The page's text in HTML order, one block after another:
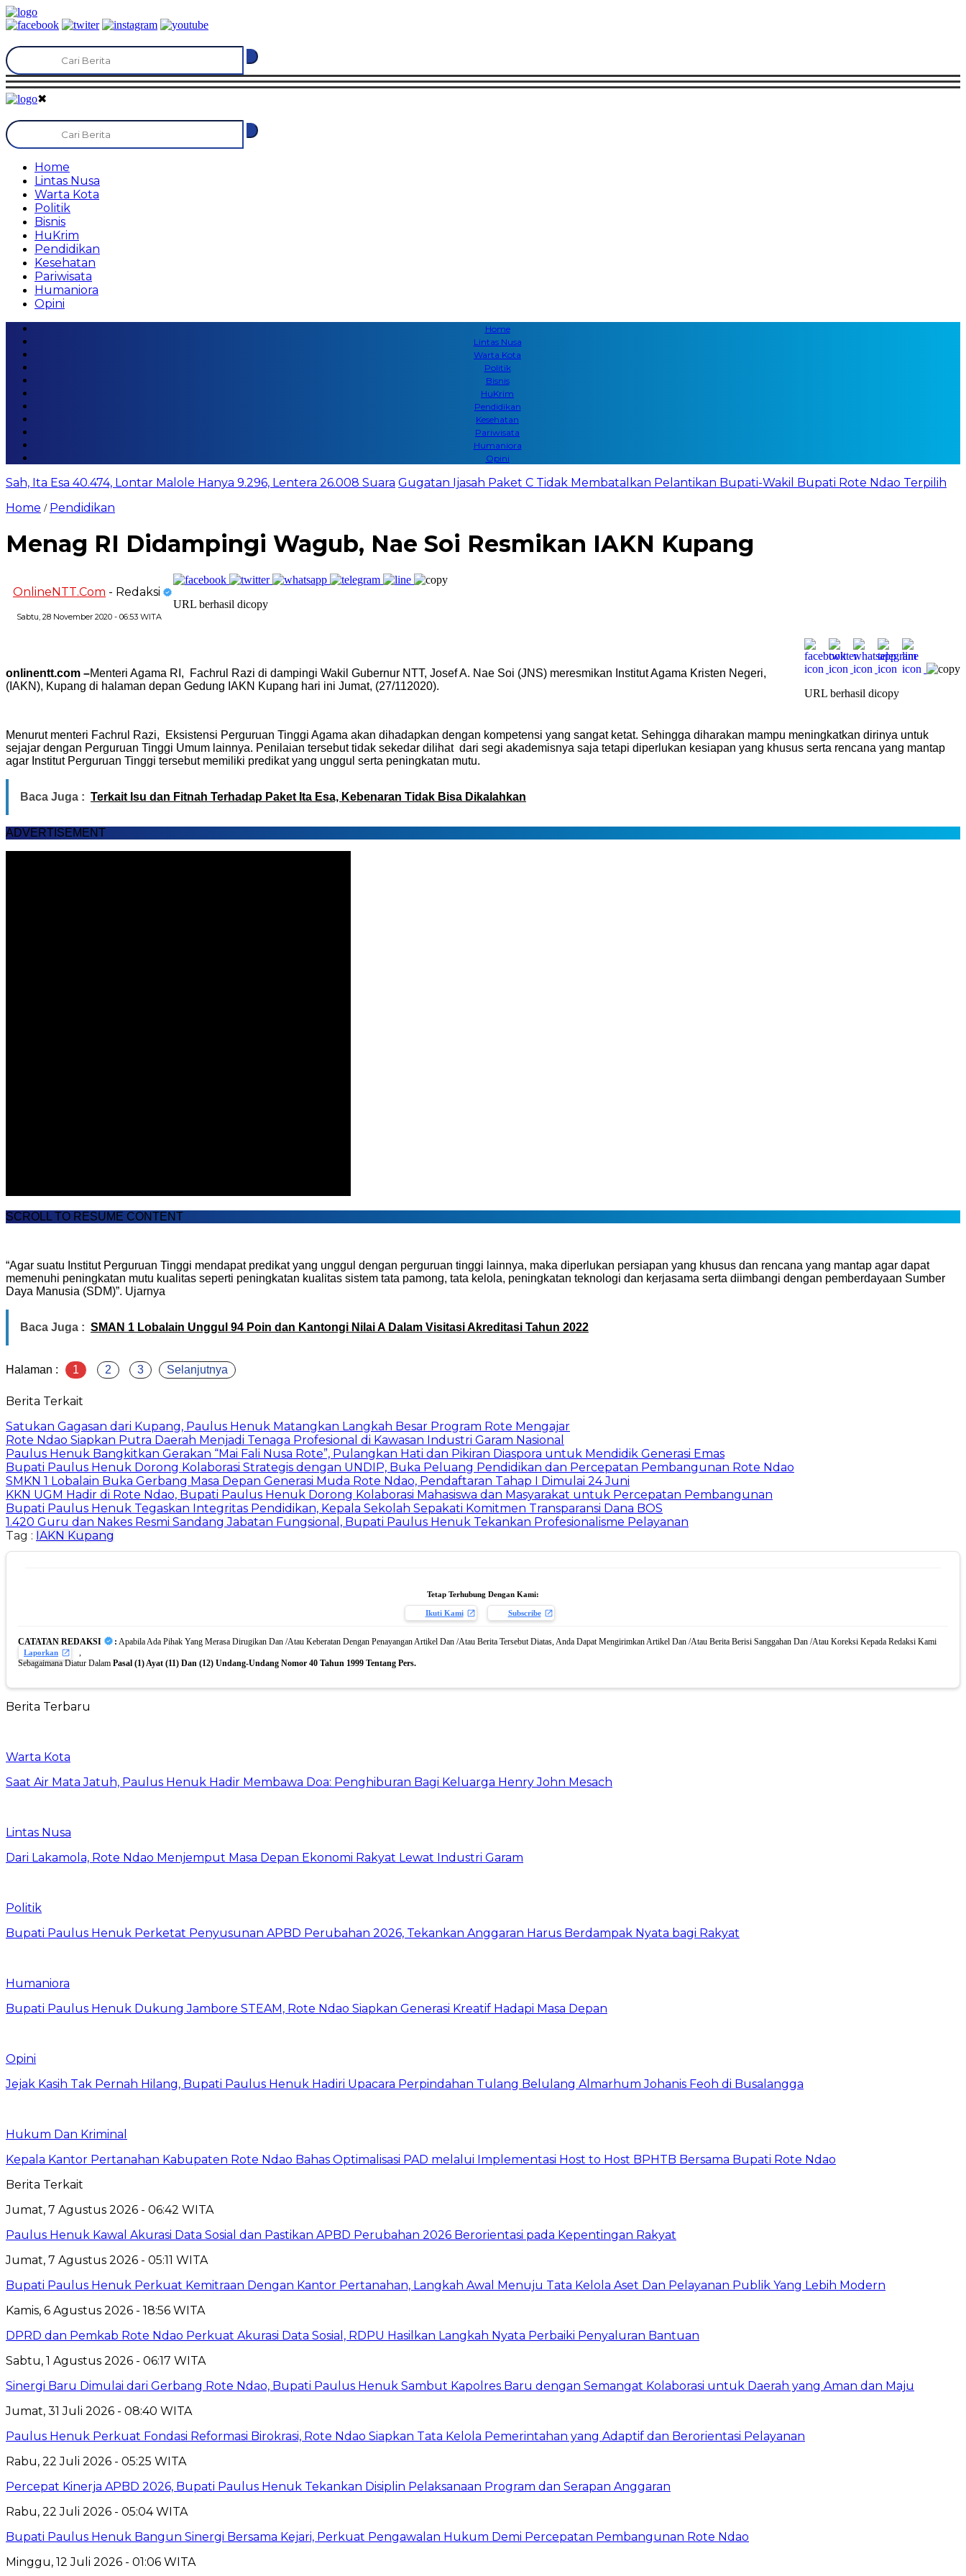
✖
Home
Lintas Nusa
Warta Kota
Politik
Bisnis
HuKrim
Pendidikan
Kesehatan
Pariwisata
Humaniora
Opini
Home
Lintas Nusa
Warta Kota
Politik
Bisnis
HuKrim
Pendidikan
Kesehatan
Pariwisata
Humaniora
Opini
Sah, Ita Esa 40.474, Lontar Malole Hanya 9.296, Lentera 26.008 Suara Gugatan Ijasah Paket C Tidak Membatalkan Pelantikan Bupati-Wakil Bupati Rote Ndao Terpilih
Home / Pendidikan
Menag RI Didampingi Wagub, Nae Soi Resmikan IAKN Kupang
OnlineNTT.Com - Redaksi
Sabtu, 28 November 2020 - 06:53 WITA
URL berhasil dicopy
URL berhasil dicopy
onlinentt.com –Menteri Agama RI, Fachrul Razi di dampingi Wakil Gubernur NTT, Josef A. Nae Soi (JNS) meresmikan Institut Agama Kristen Negeri,
(IAKN), Kupang di halaman depan Gedung IAKN Kupang hari ini Jumat, (27/112020).
Menurut menteri Fachrul Razi, Eksistensi Perguruan Tinggi Agama akan dihadapkan dengan kompetensi yang sangat ketat. Sehingga diharakan mampu meningkatkan dirinya untuk
sejajar dengan Perguruan Tinggi Umum lainnya. Penilaian tersebut tidak sekedar dilihat dari segi akademisnya saja tetapi diperlukan kesiapan yang khusus serta rencana yang mantap
agar Institut Perguruan Tinggi tersebut memiliki predikat yang unggul serta peningkatan mutu.
Baca Juga : Terkait Isu dan Fitnah Terhadap Paket Ita Esa, Kebenaran Tidak Bisa Dikalahkan
ADVERTISEMENT
SCROLL TO RESUME CONTENT
“Agar suatu Institut Perguruan Tinggi mendapat predikat yang unggul dengan perguruan tinggi lainnya, maka diperlukan persiapan yang khusus dan rencana yang mantap agar dapat
memenuhi peningkatan mutu kualitas seperti peningkatan kualitas sistem tata pamong, tata kelola, peningkatan teknologi dan kerjasama serta diimbangi dengan pemberdayaan Sumber
Daya Manusia (SDM)”. Ujarnya
Baca Juga : SMAN 1 Lobalain Unggul 94 Poin dan Kantongi Nilai A Dalam Visitasi Akreditasi Tahun 2022
Halaman : 1 2 3 Selanjutnya
Berita Terkait
Satukan Gagasan dari Kupang, Paulus Henuk Matangkan Langkah Besar Program Rote Mengajar
Rote Ndao Siapkan Putra Daerah Menjadi Tenaga Profesional di Kawasan Industri Garam Nasional
Paulus Henuk Bangkitkan Gerakan “Mai Fali Nusa Rote”, Pulangkan Hati dan Pikiran Diaspora untuk Mendidik Generasi Emas
Bupati Paulus Henuk Dorong Kolaborasi Strategis dengan UNDIP, Buka Peluang Pendidikan dan Percepatan Pembangunan Rote Ndao
SMKN 1 Lobalain Buka Gerbang Masa Depan Generasi Muda Rote Ndao, Pendaftaran Tahap I Dimulai 24 Juni
KKN UGM Hadir di Rote Ndao, Bupati Paulus Henuk Dorong Kolaborasi Mahasiswa dan Masyarakat untuk Percepatan Pembangunan
Bupati Paulus Henuk Tegaskan Integritas Pendidikan, Kepala Sekolah Sepakati Komitmen Transparansi Dana BOS
1.420 Guru dan Nakes Resmi Sandang Jabatan Fungsional, Bupati Paulus Henuk Tekankan Profesionalisme Pelayanan
Tag : IAKN Kupang
Tetap Terhubung Dengan Kami:
Ikuti Kami Subscribe
CATATAN REDAKSI : Apabila Ada Pihak Yang Merasa Dirugikan Dan /Atau Keberatan Dengan Penayangan Artikel Dan /Atau Berita Tersebut Diatas, Anda Dapat Mengirimkan Artikel Dan /Atau Berita Berisi Sanggahan Dan /Atau Koreksi Kepada Redaksi Kami
Laporkan
,
Sebagaimana Diatur Dalam Pasal (1) Ayat (11) Dan (12) Undang-Undang Nomor 40 Tahun 1999 Tentang Pers.
Berita Terbaru
Warta Kota
Saat Air Mata Jatuh, Paulus Henuk Hadir Membawa Doa: Penghiburan Bagi Keluarga Henry John Mesach
Lintas Nusa
Dari Lakamola, Rote Ndao Menjemput Masa Depan Ekonomi Rakyat Lewat Industri Garam
Politik
Bupati Paulus Henuk Perketat Penyusunan APBD Perubahan 2026, Tekankan Anggaran Harus Berdampak Nyata bagi Rakyat
Humaniora
Bupati Paulus Henuk Dukung Jambore STEAM, Rote Ndao Siapkan Generasi Kreatif Hadapi Masa Depan
Opini
Jejak Kasih Tak Pernah Hilang, Bupati Paulus Henuk Hadiri Upacara Perpindahan Tulang Belulang Almarhum Johanis Feoh di Busalangga
Hukum Dan Kriminal
Kepala Kantor Pertanahan Kabupaten Rote Ndao Bahas Optimalisasi PAD melalui Implementasi Host to Host BPHTB Bersama Bupati Rote Ndao
Berita Terkait
Jumat, 7 Agustus 2026 - 06:42 WITA
Paulus Henuk Kawal Akurasi Data Sosial dan Pastikan APBD Perubahan 2026 Berorientasi pada Kepentingan Rakyat
Jumat, 7 Agustus 2026 - 05:11 WITA
Bupati Paulus Henuk Perkuat Kemitraan Dengan Kantor Pertanahan, Langkah Awal Menuju Tata Kelola Aset Dan Pelayanan Publik Yang Lebih Modern
Kamis, 6 Agustus 2026 - 18:56 WITA
DPRD dan Pemkab Rote Ndao Perkuat Akurasi Data Sosial, RDPU Hasilkan Langkah Nyata Perbaiki Penyaluran Bantuan
Sabtu, 1 Agustus 2026 - 06:17 WITA
Sinergi Baru Dimulai dari Gerbang Rote Ndao, Bupati Paulus Henuk Sambut Kapolres Baru dengan Semangat Kolaborasi untuk Daerah yang Aman dan Maju
Jumat, 31 Juli 2026 - 08:40 WITA
Paulus Henuk Perkuat Fondasi Reformasi Birokrasi, Rote Ndao Siapkan Tata Kelola Pemerintahan yang Adaptif dan Berorientasi Pelayanan
Rabu, 22 Juli 2026 - 05:25 WITA
Percepat Kinerja APBD 2026, Bupati Paulus Henuk Tekankan Disiplin Pelaksanaan Program dan Serapan Anggaran
Rabu, 22 Juli 2026 - 05:04 WITA
Bupati Paulus Henuk Bangun Sinergi Bersama Kejari, Perkuat Pengawalan Hukum Demi Percepatan Pembangunan Rote Ndao
Minggu, 12 Juli 2026 - 01:06 WITA